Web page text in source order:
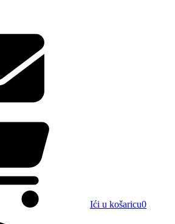
Ići u košaricu0